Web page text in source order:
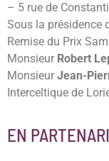
– 5 rue de
Sous la présidence
Remise du Prix
Monsieur Robert
Monsieur Jean-
Interceltique de
EN